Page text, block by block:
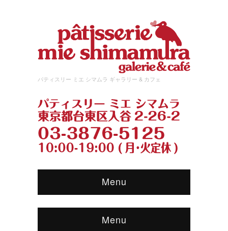
パティスリー ミエ シマムラ ギャラリー & カフェ
Menu
Menu